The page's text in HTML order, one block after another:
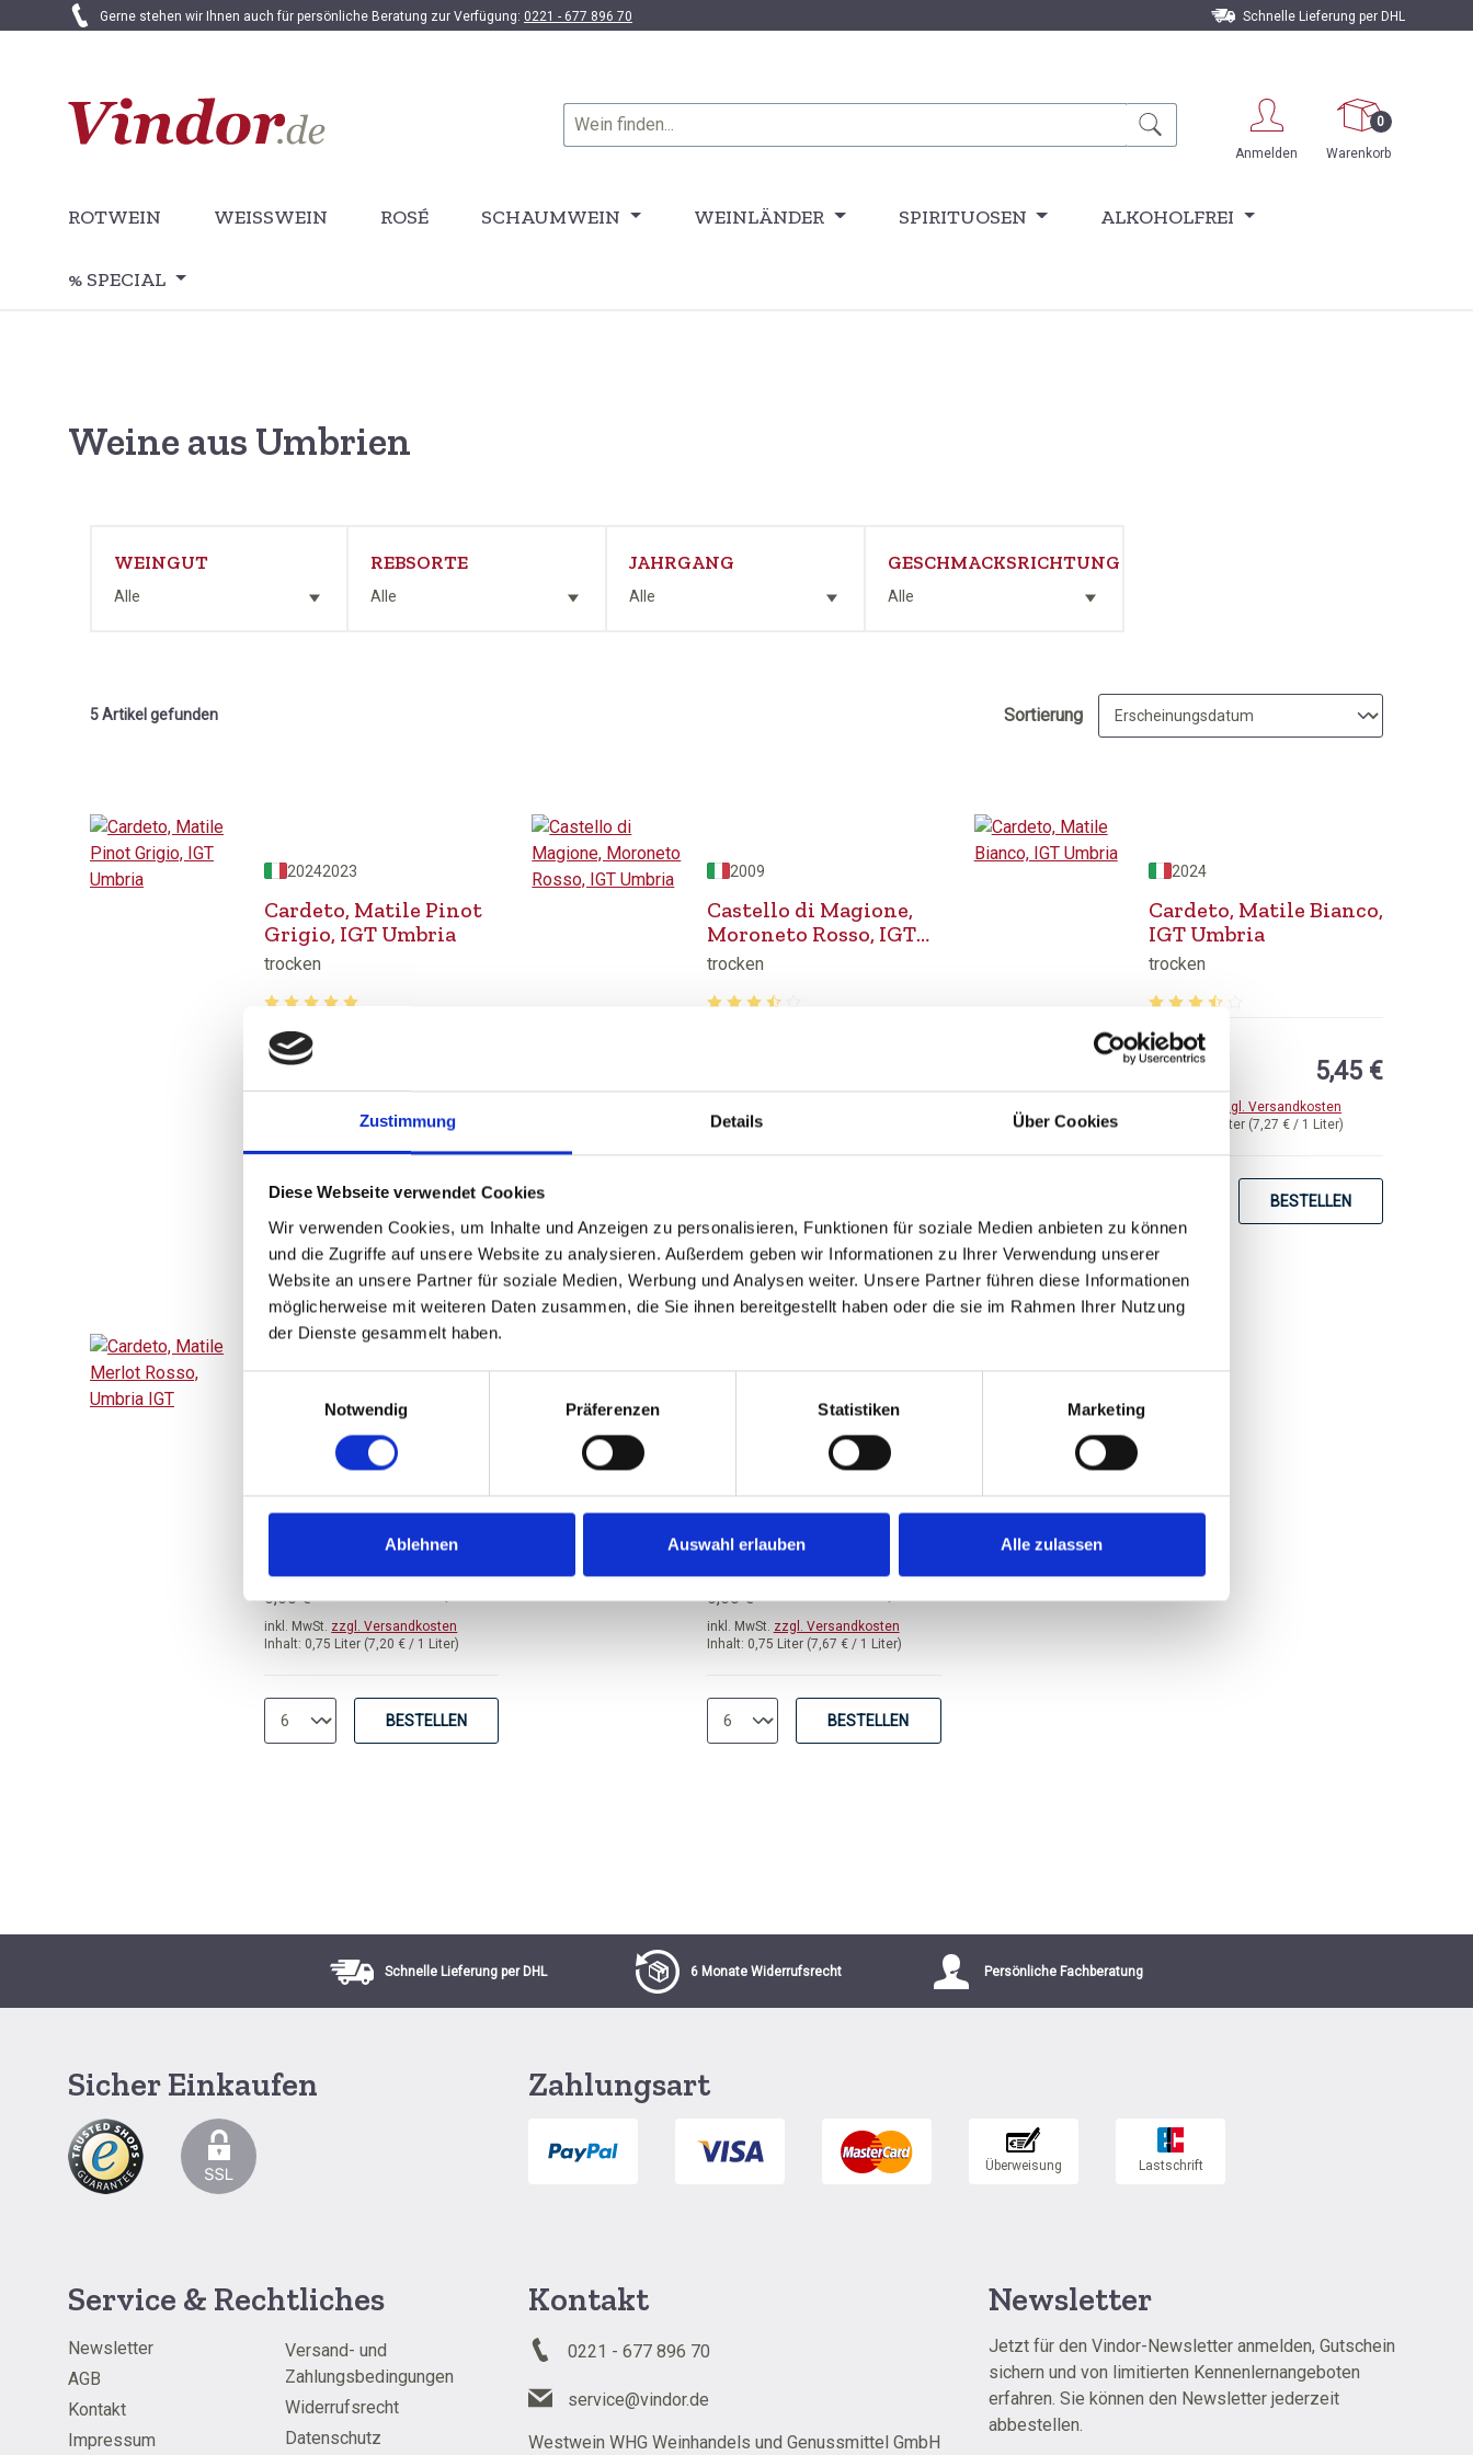
Zustimmung Details Über Cookies
Diese Webseite verwendet Cookies
Wir verwenden Cookies, um Inhalte und Anzeigen zu personalisieren, Funktionen für soziale Medien anbieten zu können
und die Zugriffe auf unsere Website zu analysieren. Außerdem geben wir Informationen zu Ihrer Verwendung unserer
Website an unsere Partner für soziale Medien, Werbung und Analysen weiter. Unsere Partner führen diese Informationen
möglicherweise mit weiteren Daten zusammen, die Sie ihnen bereitgestellt haben oder die sie im Rahmen Ihrer Nutzung
der Dienste gesammelt haben.
Notwendig
Präferenzen Statistiken Marketing
Ablehnen Auswahl erlauben Alle zulassen
Hauptinhalt springen
Zur Suche springen
Zur Hauptnavigation springen
Gerne stehen wir Ihnen auch für persönliche Beratung zur Verfügung: 0221 - 677 896 70 Schnelle Lieferung per DHL
Anmelden
0
Warenkorb
ROTWEIN WEISSWEIN ROSÉ SCHAUMWEIN WEINLÄNDER SPIRITUOSEN ALKOHOLFREI
% SPECIAL
Weine aus Umbrien
WEINGUT
Alle
REBSORTE
Alle
JAHRGANG
Alle
GESCHMACKSRICHTUNG
Alle
5 Artikel gefunden Sortierung
20242023
Cardeto, Matile Pinot
Grigio, IGT Umbria
trocken
Durchschnittliche Bewertung von 5 von 5 Sternen
0,75 Liter(7,27 € / 1 Liter)
UVP
BESTELLEN
2009
Castello di Magione,
Moroneto Rosso, IGT
Umbria
trocken
Durchschnittliche Bewertung von 3.92 von 5 Sternen
Inhalt:0,75 Liter
2024
Cardeto, Matile Bianco,
IGT Umbria
trocken
Durchschnittliche Bewertung von 3.13 von
0,75 Liter (7,27 € / 1 Liter)
zzgl. Versandkosten
UVP
5,45 €
BESTELLEN
Cardeto, Matile Merlot
Rosso, Umbria IGT
Durchschnittliche Bewertung von 3 von 5 Sternen
Inhalt: 0,75 Liter (7,20 € / 1 Liter)
inkl. MwSt. zzgl. Versandkosten
UVP
6,60 €
BESTELLEN
Cardeto, Matile Rosa,
Durchschnittliche Bewertung von 3.67 von 5 Sternen
Inhalt: 0,75 Liter (7,67 € / 1 Liter)
inkl. MwSt. zzgl. Versandkosten
UVP
6,60 €
BESTELLEN
Schnelle Lieferung per DHL 6 Monate Widerrufsrecht Persönliche Fachberatung
Sicher Einkaufen Zahlungsart
Service & Rechtliches
Newsletter
AGB
Kontakt
Impressum
Versand- und
Zahlungsbedingungen
Widerrufsrecht
Datenschutz
Kontakt
0221 - 677 896 70
service@vindor.de
Westwein WHG Weinhandels und Genussmittel GmbH
Newsletter
Jetzt für den Vindor-Newsletter anmelden, Gutschein
sichern und von limitierten Kennenlernangeboten
erfahren. Sie können den Newsletter jederzeit
abbestellen.